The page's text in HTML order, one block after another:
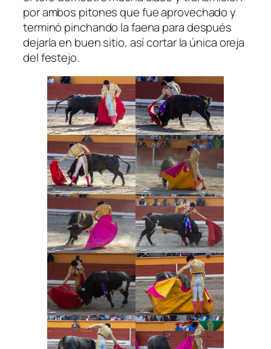
por ambos pitones que fue aprovechado y
terminó pinchando la faena para después
dejarla en buen sitio, así cortar la única oreja
del festejo.